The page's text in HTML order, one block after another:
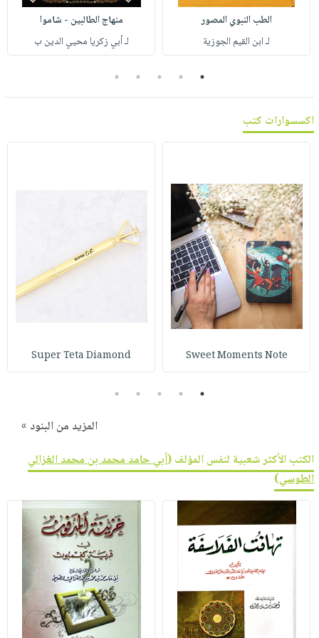
صابون
أطفال
مناسبات
فيديوهات
أسئلة
يتكرر
خدمات
وفرات
تواصل
معنا
التسوق
الإصدارات
الطب النبوي المصور
لـ ابن القيم الجوزية
منهاج الطالبين - شاموا
لـ أبي زكريا محيي الدين ب
1
2
3
4
5
اكسسوارات كتب
Sweet Moments Note
Super Teta Diamond
1
2
3
4
5
المزيد من البنود »
الكتب الأكثر شعبية لنفس المؤلف (أبي حامد محمد بن محمد الغزالي
الطوسي)